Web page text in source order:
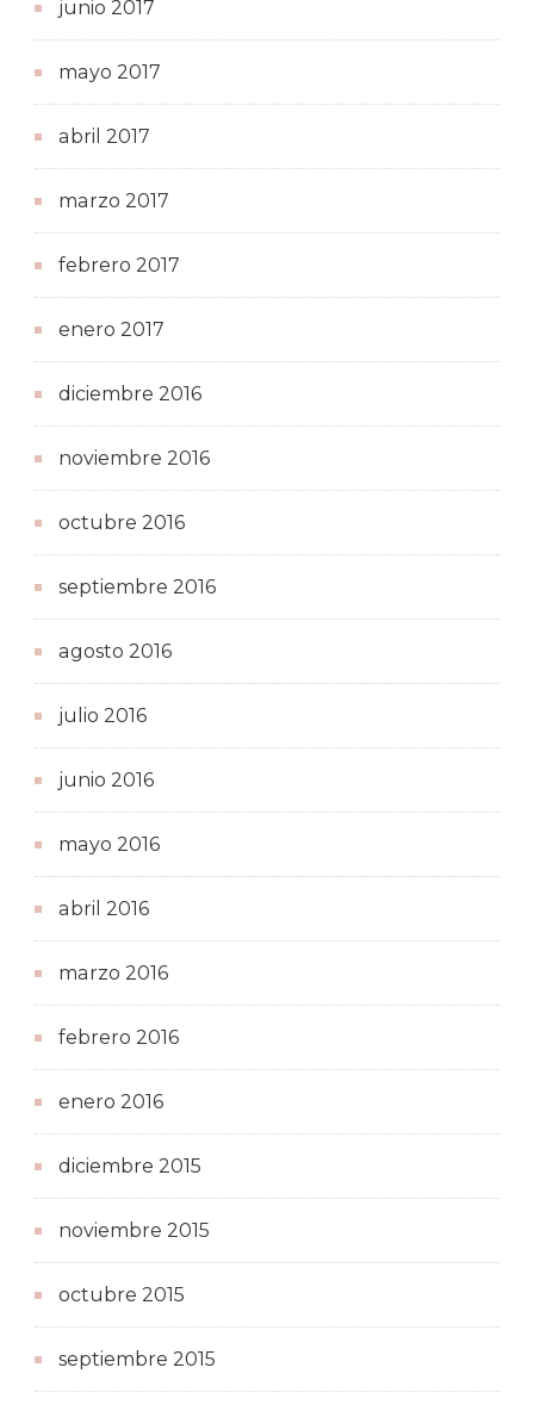
junio 2017
mayo 2017
abril 2017
marzo 2017
febrero 2017
enero 2017
diciembre 2016
noviembre 2016
octubre 2016
septiembre 2016
agosto 2016
julio 2016
junio 2016
mayo 2016
abril 2016
marzo 2016
febrero 2016
enero 2016
diciembre 2015
noviembre 2015
octubre 2015
septiembre 2015